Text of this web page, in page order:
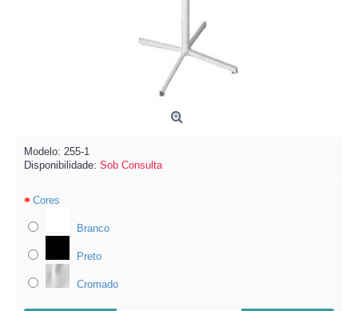
Modelo: 255-1
Disponibilidade: Sob Consulta
Cores
Branco
Preto
Cromado